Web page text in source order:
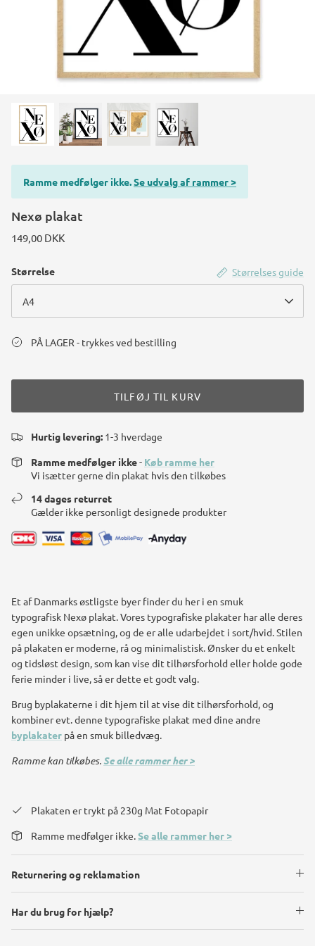
Konstruktions køretøj temafest
Rum temafest
Ramme medfølger ikke.Se udvalg af rammer >
Nexø plakat
149,00 DKK
Størrelses guide
Størrelse
A4
PÅ LAGER - trykkes ved bestilling
TILFØJ TIL KURV
Hurtig levering: 1-3 hverdage
Ramme medfølger ikke- Køb ramme her
Vi isætter gerne din plakat hvis den tilkøbes
14 dages returret
Gælder ikke personligt designede produkter
Et af Danmarks østligste byer finder du her i en smuk
typografisk Nexø plakat. Vores typografiske plakater har alle deres
egen unikke opsætning, og de er alle udarbejdet i sort/hvid. Stilen
på plakaten er moderne, rå og minimalistisk. Ønsker du et enkelt
og tidsløst design, som kan vise dit tilhørsforhold eller holde gode
ferie minder i live, så er dette et godt valg.
Brug byplakaterne i dit hjem til at vise dit tilhørsforhold, og
kombiner evt. denne typografiske plakat med dine andre
byplakater på en smuk billedvæg.
Ramme kan tilkøbes. Se alle rammer her >
Plakaten er trykt på 230g Mat Fotopapir
Ramme medfølger ikke.Se alle rammer her >
Returnering og reklamation
Har du brug for hjælp?